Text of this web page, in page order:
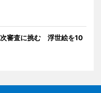
審査に挑む 浮世絵を10